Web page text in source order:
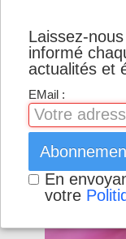
Laissez-
informé
actualités et
EMail :
En
votre